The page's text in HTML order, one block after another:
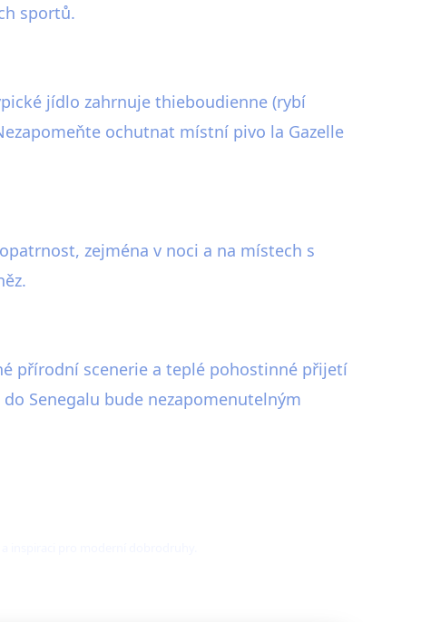
sportů.
jídlo zahrnuje thieboudienne (rybí
ochutnat místní pivo la Gazelle
zejména v noci a na místech s
přírodní scenerie a teplé pohostinné přijetí
Senegalu bude nezapomenutelným